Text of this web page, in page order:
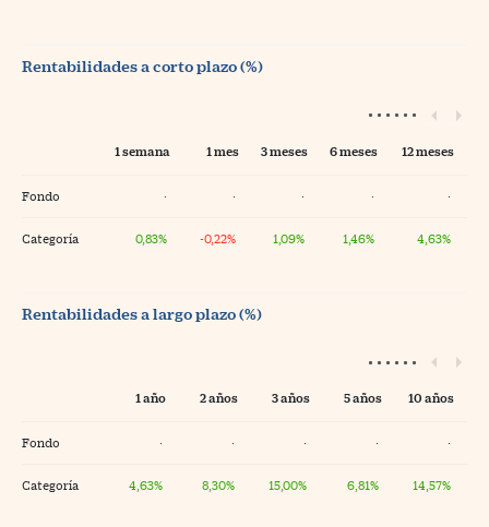
Rentabilidades a corto plazo (%)
1 semana 1 mes 3 meses 6 meses 12 meses
Fondo · · · · ·
Categoría 0,83% -0,22% 1,09% 1,46% 4,63%
Rentabilidades a largo plazo (%)
1 año 2 años 3 años 5 años 10 años
Fondo · · · · ·
Categoría 4,63% 8,30% 15,00% 6,81% 14,57%